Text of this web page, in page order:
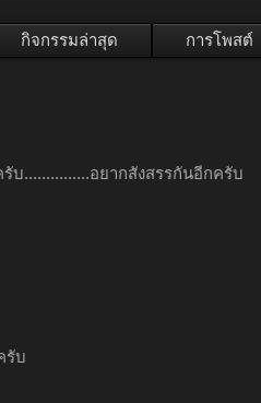
กิจกรรมล่าสุด การโพสต์
บ...............อยากสังสรรกันอีกครับ
รับ